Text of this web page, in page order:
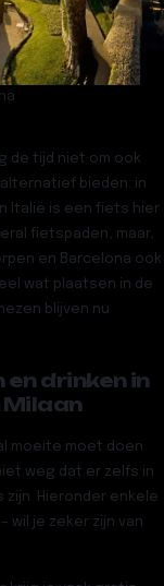
de tijd niet om ook
bieden: in
Italië is een fiets hier
fietspaden, maar,
en Barcelona ook
wat plaatsen in de
blijven nu
en drinken in
moeite moet doen
weg dat er zelfs in
Hieronder enkele
wil je zeker zijn van